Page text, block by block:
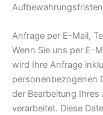
Anfrage per E-Mail,
Wenn Sie uns per E-
wird Ihre Anfrage
personenbezogenen
der Bearbeitung
verarbeitet. Diese